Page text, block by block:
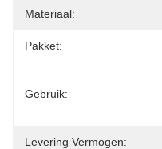
Materiaal:
Pakket:
Gebruik:
Levering Vermogen: